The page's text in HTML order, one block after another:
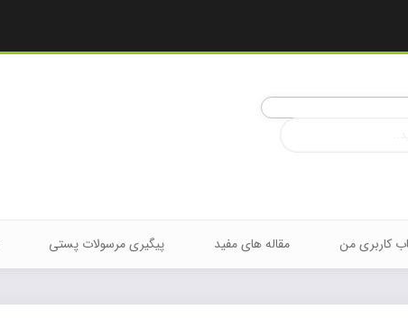
کاربری من مقاله های مفید پیگیری مرسولات پستی